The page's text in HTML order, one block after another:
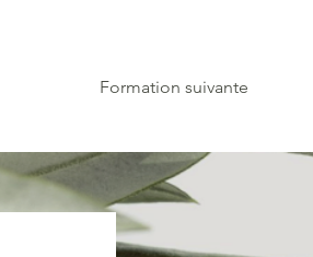
Formation suivante